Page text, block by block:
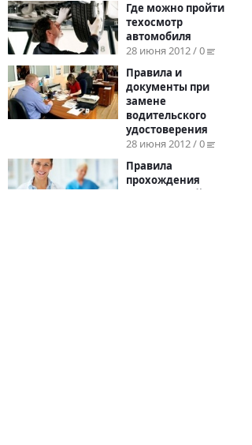
Где можно пройти
техосмотр
автомобиля
28 июня 2012 / 0
Правила и
документы при
замене
водительского
удостоверения
28 июня 2012 / 0
Правила
прохождения
водительской